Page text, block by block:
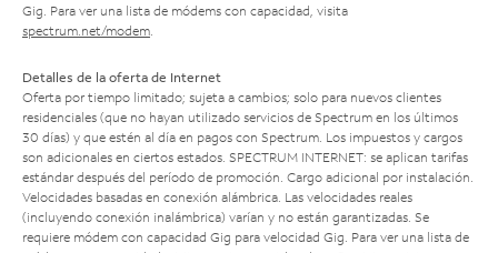
Gig. Para ver una lista de módems con capacidad, visita
spectrum.net/modem
Detalles de la oferta de Internet
Oferta por tiempo limitado; sujeta a cambios; solo para nuevos clientes
residenciales (que no hayan utilizado servicios de Spectrum en los últimos
30 días) y que estén al día en pagos con Spectrum. Los impuestos y cargos
son adicionales en ciertos estados. SPECTRUM INTERNET: se aplican tarifas
estándar después del período de promoción. Cargo adicional por instalación.
Velocidades basadas en conexión alámbrica. Las velocidades reales
(incluyendo conexión inalámbrica) varían y no están garantizadas. Se
requiere módem con capacidad Gig para velocidad Gig. Para ver una lista de